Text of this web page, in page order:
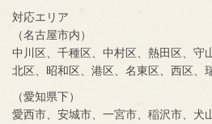
対応エリア
（名古屋市内）
中川区、千種区、中村区、熱田区、守
北区、昭和区、港区、名東区、西区、
（愛知県下）
愛西市、安城市、一宮市、稲沢市、犬